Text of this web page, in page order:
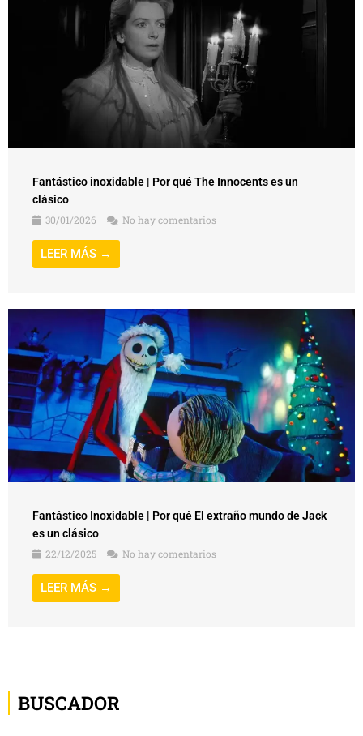
Fantástico inoxidable | Por qué The Innocents es un
clásico
30/01/2026
No hay comentarios
LEER MÁS →
Fantástico Inoxidable | Por qué El extraño mundo de Jack
es un clásico
22/12/2025
No hay comentarios
LEER MÁS →
BUSCADOR